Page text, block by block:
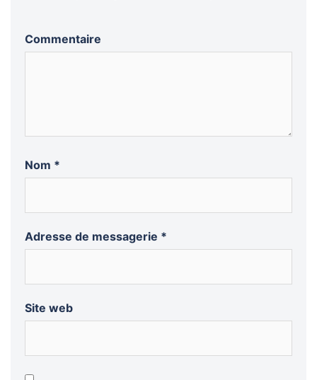
Commentaire
Nom *
Adresse de messagerie *
Site web